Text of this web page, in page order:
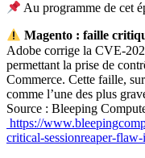
Au programme de cet
Magento : faille
Adobe corrige la CVE-
permettant la prise de
Commerce. Cette faille,
comme l’une des plus
Source : Bleeping
https://
critical-sessionreaper-